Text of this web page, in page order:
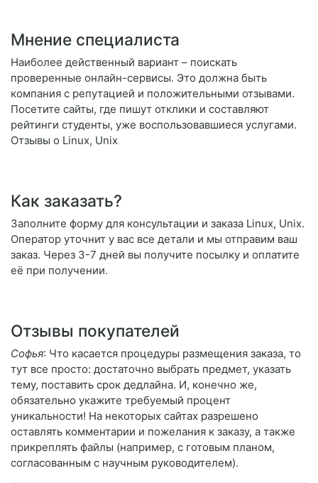
Мнение специалиста
Наиболее действенный вариант – поискать
проверенные онлайн-сервисы. Это должна быть
компания с репутацией и положительными отзывами.
Посетите сайты, где пишут отклики и составляют
рейтинги студенты, уже воспользовавшиеся услугами.
Отзывы о Linux, Unix
Как заказать?
Заполните форму для консультации и заказа Linux, Unix.
Оператор уточнит у вас все детали и мы отправим ваш
заказ. Через 3-7 дней вы получите посылку и оплатите
её при получении.
Отзывы покупателей
Софья: Что касается процедуры размещения заказа, то
тут все просто: достаточно выбрать предмет, указать
тему, поставить срок дедлайна. И, конечно же,
обязательно укажите требуемый процент
уникальности! На некоторых сайтах разрешено
оставлять комментарии и пожелания к заказу, а также
прикреплять файлы (например, с готовым планом,
согласованным с научным руководителем).